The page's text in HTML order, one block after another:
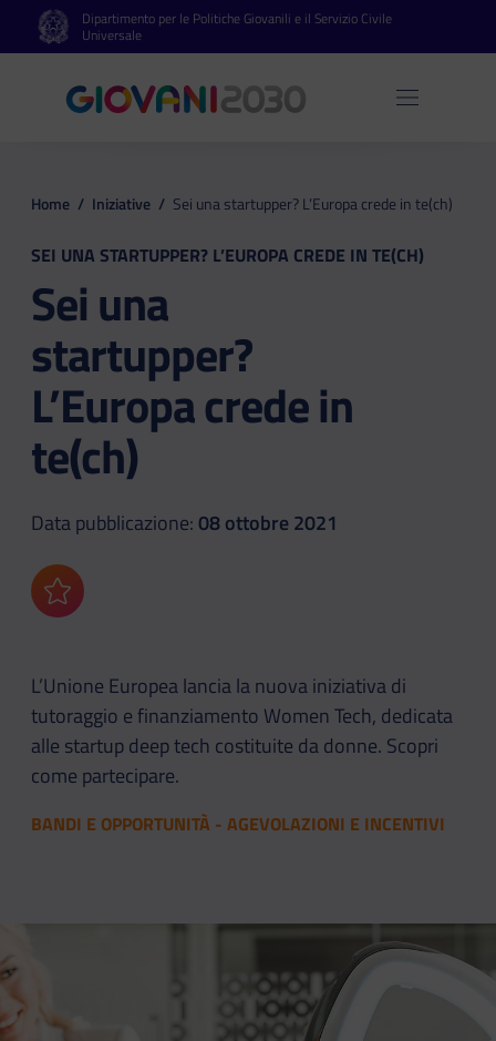
Vai al contenuto principale
Vai al footerDipartimento per le Politiche Giovanili e il Servizio Civile
Universale
Apri
Home / Iniziative / Sei una startupper? L’Europa crede in te(ch)
SEI UNA STARTUPPER? L’EUROPA CREDE IN TE(CH)
Sei una
startupper?
L’Europa crede in
te(ch)
Data pubblicazione:08 ottobre 2021
Aggiungi ai preferiti
L’Unione Europea lancia la nuova iniziativa di
tutoraggio e finanziamento Women Tech, dedicata
alle startup deep tech costituite da donne. Scopri
come partecipare.
BANDI E OPPORTUNITÀ - AGEVOLAZIONI E INCENTIVI